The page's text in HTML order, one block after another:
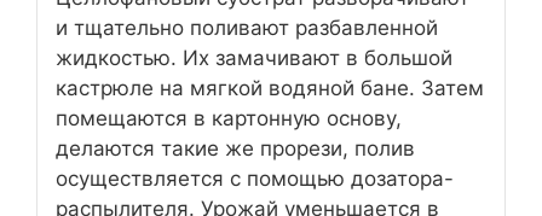
и тщательно поливают разбавленной
жидкостью. Их замачивают в большой
кастрюле на мягкой водяной бане. Затем
помещаются в картонную основу,
делаются такие же прорези, полив
осуществляется с помощью дозатора-
распылителя. Урожай уменьшается в